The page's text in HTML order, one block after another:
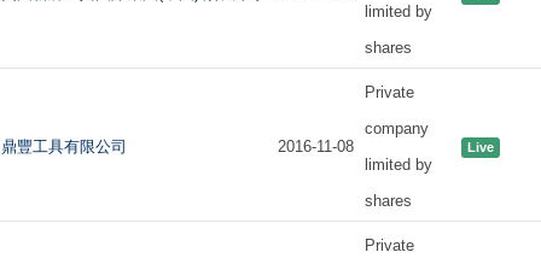
limited by
shares
鼎豐工具有限公司 2016-11-08
Private
company
limited by
shares
Live
Private